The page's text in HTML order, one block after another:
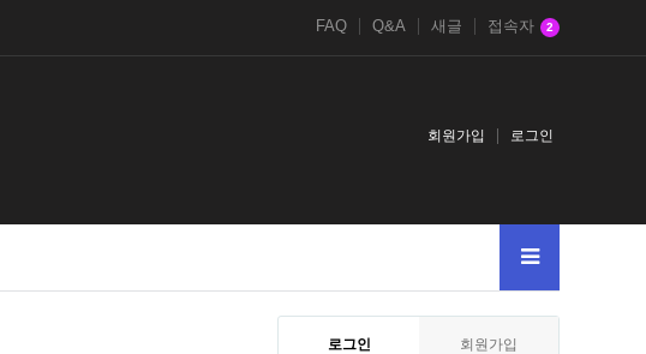
FAQ Q&A 새글 접속자 2
회원가입 로그인
로그인 회원가입